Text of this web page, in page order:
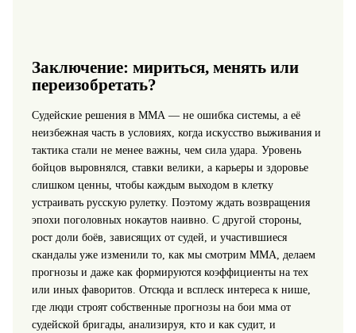
Заключение: мириться, менять или
переизобретать?
Судейские решения в ММА — не ошибка системы, а её
неизбежная часть в условиях, когда искусство выживания и
тактика стали не менее важны, чем сила удара. Уровень
бойцов выровнялся, ставки велики, а карьеры и здоровье
слишком ценны, чтобы каждым выходом в клетку
устраивать русскую рулетку. Поэтому ждать возвращения
эпохи поголовных нокаутов наивно. С другой стороны,
рост доли боёв, зависящих от судей, и участившиеся
скандалы уже изменили то, как мы смотрим ММА, делаем
прогнозы и даже как формируются коэффициенты на тех
или иных фаворитов. Отсюда и всплеск интереса к нише,
где люди строят собственные прогнозы на бои мма от
судейской бригады, анализируя, кто и как судит, и